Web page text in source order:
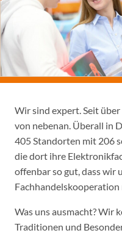
Wir sind expert. Seit
von nebenan. Überall in
405 Standorten mit 206
die dort ihre
offenbar so gut, dass wir
Was uns ausmacht? Wir
Traditionen und